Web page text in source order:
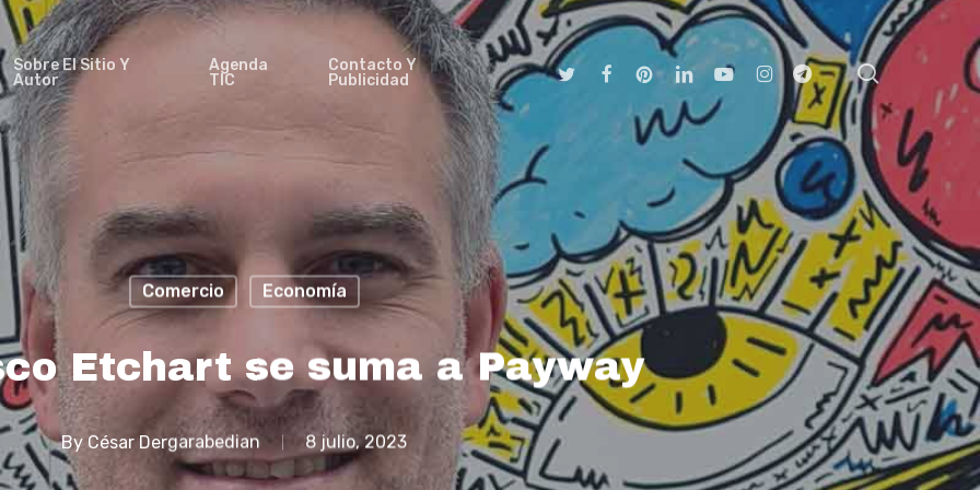
Sobre El Sitio Y
Autor
Agenda
TIC
Contacto Y
Publicidad
TwitterFacebookPinterestLinkedinYoutubeInstagram
Telegram search
Comercio Economía
Etchart se suma a Payway
By César Dergarabedian 8 julio, 2023